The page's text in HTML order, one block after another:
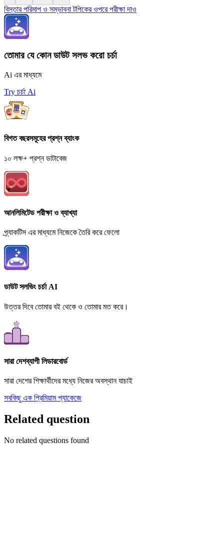
বিস্তার পরিমাপ ও সম্ভাবনা টপিকের ওপরে পরীক্ষা দাও
তোমার যে কোন ডাউট সলভ করো চর্চা
Ai এর মাধ্যমে
Try চর্চা Ai
বিগত বছরসমূহের প্রশ্ন ব্যাংক
১০ লক্ষ+ প্রশ্ন ডাটাবেজ
আনলিমিটেড পরীক্ষা ও ব্যাখ্যা
প্র্যাকটিস এর মাধ্যমে নিজেকে তৈরি করে ফেলো
ডাউট সলভিং চর্চা AI
উত্তর দিবে তোমার বই থেকে ও তোমার মত করে।
সারা দেশব্যাপী লিডারবোর্ড
সারা দেশের শিক্ষার্থীদের মধ্যে নিজের অবস্থান যাচাই
সবকিছু এক প্রিমিয়াম প্যাকেজে
Related question
No related questions found